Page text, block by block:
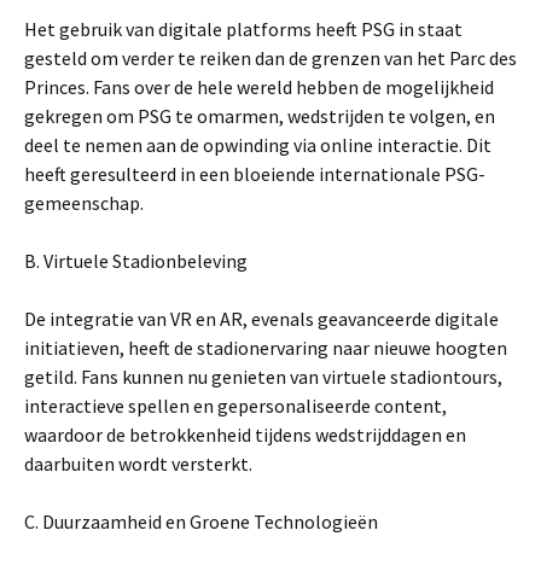
Het gebruik van digitale platforms heeft PSG in staat
gesteld om verder te reiken dan de grenzen van het Parc des
Princes. Fans over de hele wereld hebben de mogelijkheid
gekregen om PSG te omarmen, wedstrijden te volgen, en
deel te nemen aan de opwinding via online interactie. Dit
heeft geresulteerd in een bloeiende internationale PSG-
gemeenschap.
B. Virtuele Stadionbeleving
De integratie van VR en AR, evenals geavanceerde digitale
initiatieven, heeft de stadionervaring naar nieuwe hoogten
getild. Fans kunnen nu genieten van virtuele stadiontours,
interactieve spellen en gepersonaliseerde content,
waardoor de betrokkenheid tijdens wedstrijddagen en
daarbuiten wordt versterkt.
C. Duurzaamheid en Groene Technologieën